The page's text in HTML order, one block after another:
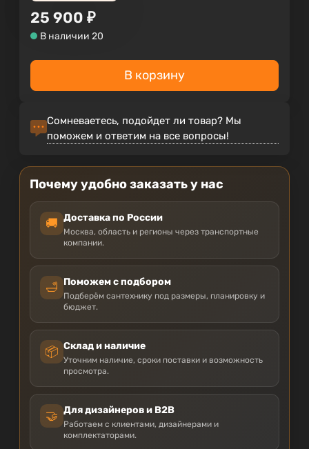
25 900 ₽
В наличии 20
В корзину
Сомневаетесь, подойдет ли товар? Мы
поможем и ответим на все вопросы!
Почему удобно заказать у нас
🚚 Доставка по России
Москва, область и регионы через транспортные
компании.
🛁 Поможем с подбором
Подберём сантехнику под размеры, планировку и
бюджет.
📦 Склад и наличие
Уточним наличие, сроки поставки и возможность
просмотра.
🤝 Для дизайнеров и B2B
Работаем с клиентами, дизайнерами и
комплектаторами.